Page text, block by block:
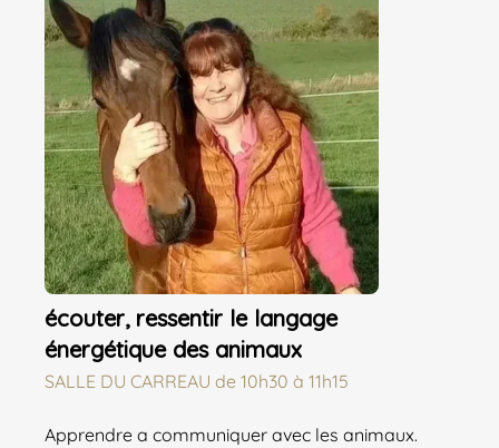
écouter, ressentir le langage
énergétique des animaux
SALLE DU CARREAU de 10h30 à 11h15
Apprendre a communiquer avec les animaux.